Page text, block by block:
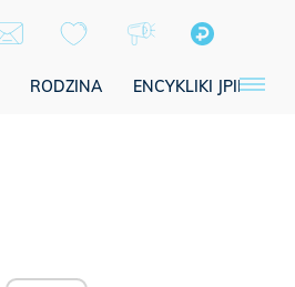
RODZINA ENCYKLIKI JPII